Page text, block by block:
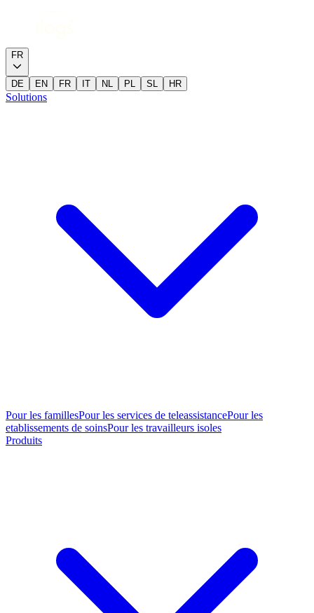
FR
DE EN FR IT NL PL SL HR
Solutions
Pour les famillesPour les services de teleassistancePour les
etablissements de soinsPour les travailleurs isoles
Produits